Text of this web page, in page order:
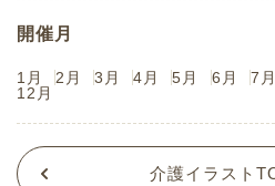
開催月
1月 2月 3月 4月 5月 6月 7月
12月
介護イラスト